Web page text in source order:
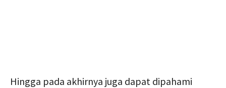
Hingga pada akhirnya juga dapat dipahami